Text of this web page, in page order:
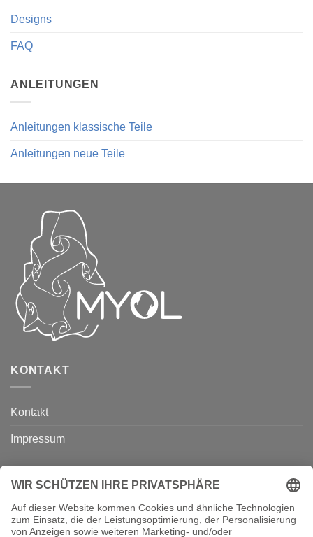
Designs
FAQ
ANLEITUNGEN
Anleitungen klassische Teile
Anleitungen neue Teile
KONTAKT
Kontakt
Impressum
ÜBER UNS
Über uns